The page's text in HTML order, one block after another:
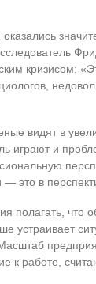
кризисом:
видят в
играют и
это в
полагать, что
устраивает
к работе,